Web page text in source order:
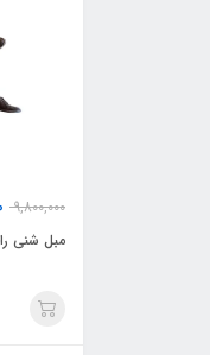
9,800,000
مبل شنی